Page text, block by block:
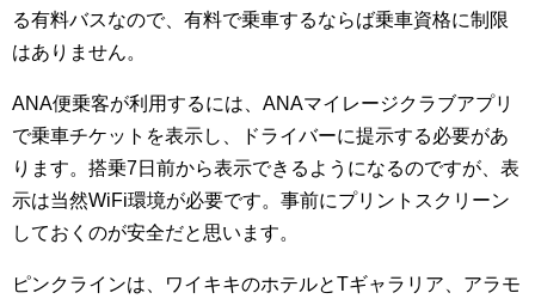
る有料バスなので、有料で乗車するならば乗車資格に制限
はありません。
ANA便乗客が利用するには、ANAマイレージクラブアプリ
で乗車チケットを表示し、ドライバーに提示する必要があ
ります。搭乗7日前から表示できるようになるのですが、表
示は当然WiFi環境が必要です。事前にプリントスクリーン
しておくのが安全だと思います。
ピンクラインは、ワイキキのホテルとTギャラリア、アラモ